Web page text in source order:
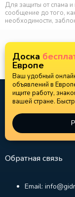
Для защиты от спама
сообщение до того,
необходимости,
Доска
Европе
Ваш удобный
объявлений в
ищите работу,
вашей стране.
Обратная связь
Email: